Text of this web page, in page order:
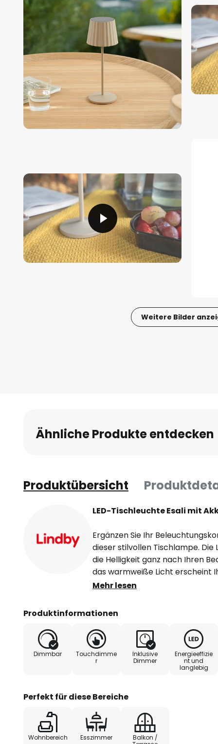
Weitere Bilder
Ähnliche Produkte entdecken
Produktübersicht
LED-Tischleuchte Esali mit
Ergänzen Sie Ihr
dieser stilvollen Tischlampe.
die Helligkeit ganz nach Ihren
das warmweiße Licht erscheint
Wohlfühlstimmung. Die Leuchte
wahre Bereicherung für Ihren
für ausgezeichnete Lindby-
Esali durch die Schutzart IP65
gegen Strahlwasser geschützt.
- inkl. USB-C-Kabel
Mehr lesen
Produktinformationen
Dimmbar
Touchdimme
r
Inklusive
Dimmer
Energieeffizie
nt und
langlebig
Perfekt für diese Bereiche
Wohnbereich Esszimmer
Balkon /